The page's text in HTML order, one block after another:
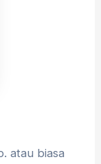
atau biasa